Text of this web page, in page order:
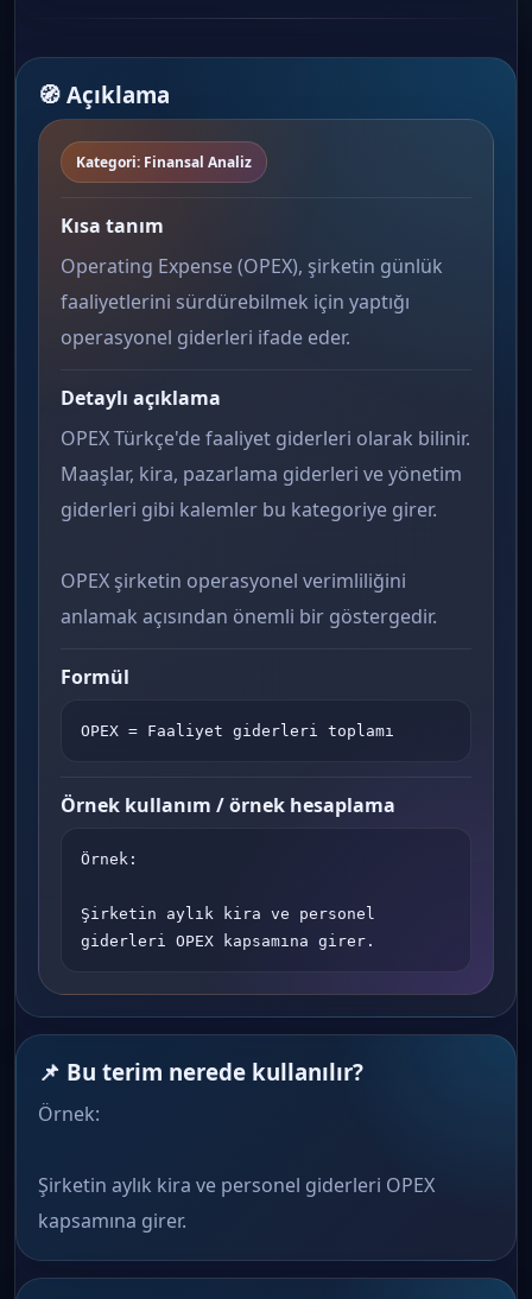
🧭 Açıklama
Kategori: Finansal Analiz
Kısa tanım
Operating Expense (OPEX), şirketin günlük
faaliyetlerini sürdürebilmek için yaptığı
operasyonel giderleri ifade eder.
Detaylı açıklama
OPEX Türkçe'de faaliyet giderleri olarak bilinir.
Maaşlar, kira, pazarlama giderleri ve yönetim
giderleri gibi kalemler bu kategoriye girer.
OPEX şirketin operasyonel verimliliğini
anlamak açısından önemli bir göstergedir.
Formül
OPEX = Faaliyet giderleri toplamı
Örnek kullanım / örnek hesaplama
Örnek:
Şirketin aylık kira ve personel
giderleri OPEX kapsamına girer.
📌 Bu terim nerede kullanılır?
Örnek:
Şirketin aylık kira ve personel giderleri OPEX
kapsamına girer.